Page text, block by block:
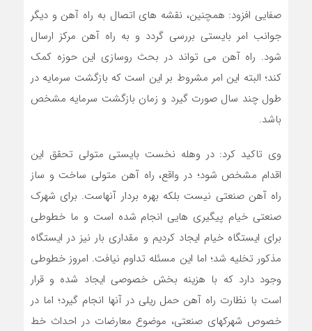
صفایی افزود: همچنین، نقشه های اتصال به راه آهن و دیگر
جوانب امر بایستی بررسی گردد و به راه آهن مرکز ارسال
شود. راه آهن می تواند در بحث روسازی این حوزه کمک
کند؛ البته این امر مشروط بر این است که بازگشت سرمایه در
طول چند سال صورت گیرد و زمان بازگشت سرمایه مشخص
باشد.
وی تاکید کرد: در وهله نخست بایستی متولی تحقق این
اقدام مشخص شود؛ در واقع، راه آهن متولی ساخت و ساز
راه آهن صنعتی نیست بلکه بهره بردار آنهاست. برای شهرک
صنعتی خیام پیگیری هایی انجام شده است و ما خطوطی
برای ایستگاه خیام ایجاد کردیم و مقداری بار نیز در ایستگاه
مذکور تخلیه شد؛ اما این مسئله تداوم نیافت. امروز خطوطی
وجود دارد که با هزینه بخش خصوصی ایجاد شده و قرار
است با نظارت راه آهن حمل ریلی در آنها انجام گیرد؛ اما در
خصوص شهرکهای صنعتی، موضوع معارضات در احداث خط